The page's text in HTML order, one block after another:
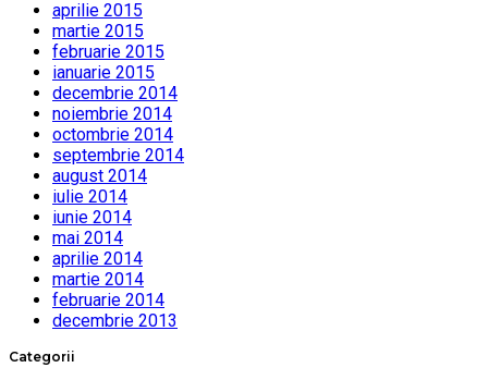
aprilie 2015
martie 2015
februarie 2015
ianuarie 2015
decembrie 2014
noiembrie 2014
octombrie 2014
septembrie 2014
august 2014
iulie 2014
iunie 2014
mai 2014
aprilie 2014
martie 2014
februarie 2014
decembrie 2013
Categorii